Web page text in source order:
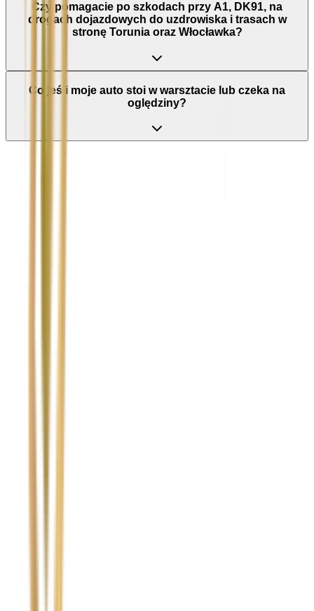
Czy pomagacie po szkodach przy A1, DK91, na
drogach dojazdowych do uzdrowiska i trasach w
stronę Torunia oraz Włocławka?
Co jeśli moje auto stoi w warsztacie lub czeka na
oględziny?